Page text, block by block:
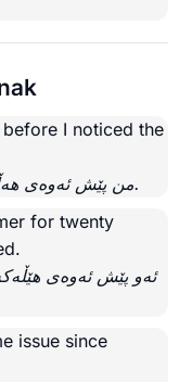
I noticed the
من پێش ئەوەی هەڵەکە ببینم، بەڵگەنامەکەم پشکنین دەکرد.
for twenty
ئەو پێش ئەوەی
issue since